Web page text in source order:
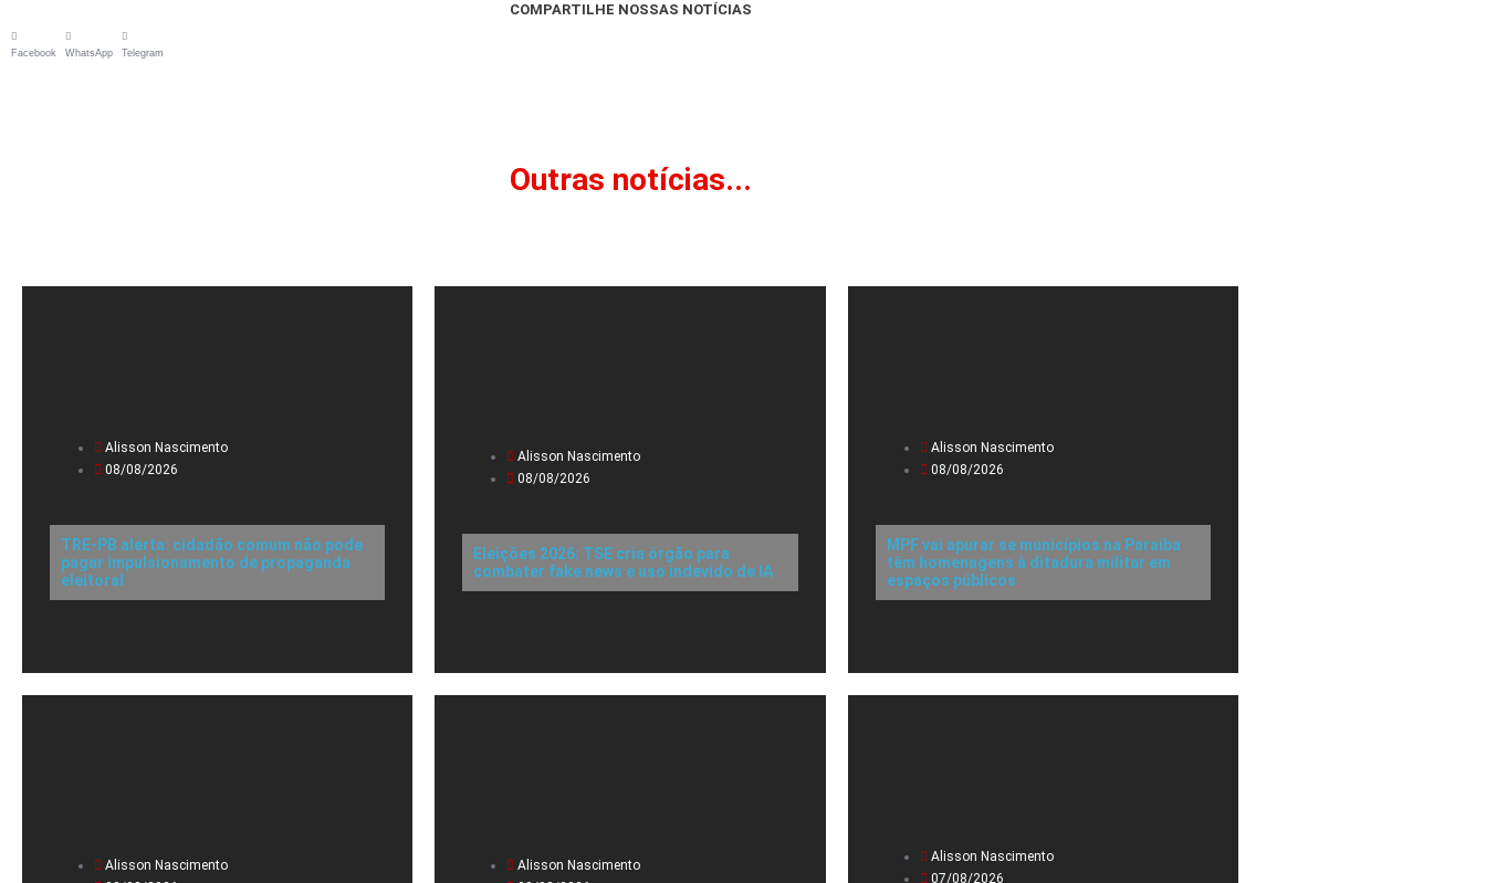
COMPARTILHE NOSSAS NOTÍCIAS
Facebook WhatsApp Telegram
Outras notícias...
Alisson Nascimento
08/08/2026
TRE-PB alerta: cidadão comum não pode
pagar impulsionamento de propaganda
eleitoral
Alisson Nascimento
08/08/2026
Eleições 2026: TSE cria órgão para
combater fake news e uso indevido de IA
Alisson Nascimento
08/08/2026
MPF vai apurar se municípios na Paraíba
têm homenagens à ditadura militar em
espaços públicos
Alisson Nascimento
Alisson Nascimento
Alisson Nascimento
07/08/2026